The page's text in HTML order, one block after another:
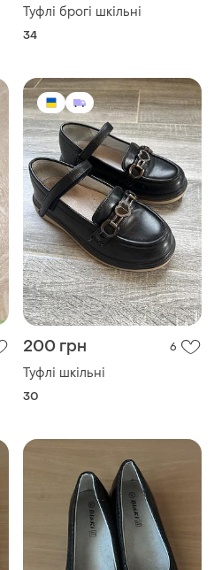
Туфлі брогі шкільні
34
200 грн 6
Туфлі шкільні
30